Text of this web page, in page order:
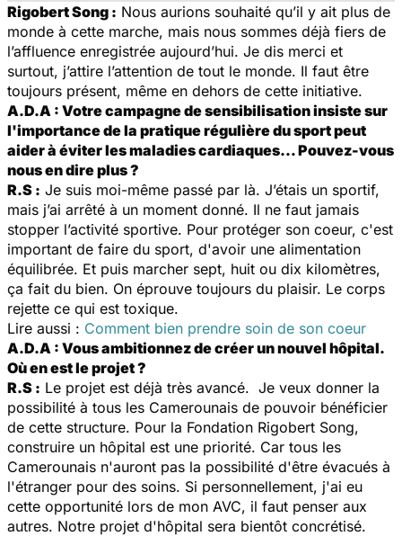
Rigobert Song : Nous aurions souhaité qu’il y ait plus de
monde à cette marche, mais nous sommes déjà fiers de
l’affluence enregistrée aujourd’hui. Je dis merci et
surtout, j’attire l’attention de tout le monde. Il faut être
toujours présent, même en dehors de cette initiative.
A.D.A : Votre campagne de sensibilisation insiste sur
l'importance de la pratique régulière du sport peut
aider à éviter les maladies cardiaques… Pouvez-vous
nous en dire plus ?
R.S : Je suis moi-même passé par là. J’étais un sportif,
mais j’ai arrêté à un moment donné. Il ne faut jamais
stopper l’activité sportive. Pour protéger son coeur, c'est
important de faire du sport, d'avoir une alimentation
équilibrée. Et puis marcher sept, huit ou dix kilomètres,
ça fait du bien. On éprouve toujours du plaisir. Le corps
rejette ce qui est toxique.
Lire aussi : Comment bien prendre soin de son coeur
A.D.A : Vous ambitionnez de créer un nouvel hôpital.
Où en est le projet ?
R.S : Le projet est déjà très avancé. Je veux donner la
possibilité à tous les Camerounais de pouvoir bénéficier
de cette structure. Pour la Fondation Rigobert Song,
construire un hôpital est une priorité. Car tous les
Camerounais n'auront pas la possibilité d'être évacués à
l'étranger pour des soins. Si personnellement, j'ai eu
cette opportunité lors de mon AVC, il faut penser aux
autres. Notre projet d'hôpital sera bientôt concrétisé.